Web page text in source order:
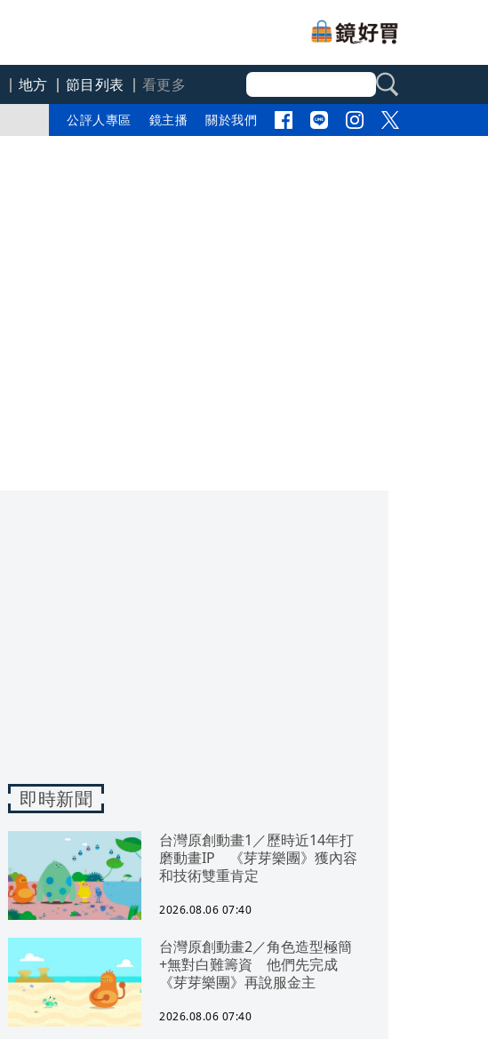
地方 節目列表
看更多
公評人專區 鏡主播 關於我們
即時新聞
台灣原創動畫1／歷時近14年打
磨動畫IP 《芽芽樂團》獲內容
和技術雙重肯定
2026.08.06 07:40
台灣原創動畫2／角色造型極簡
+無對白難籌資 他們先完成
《芽芽樂團》再說服金主
2026.08.06 07:40